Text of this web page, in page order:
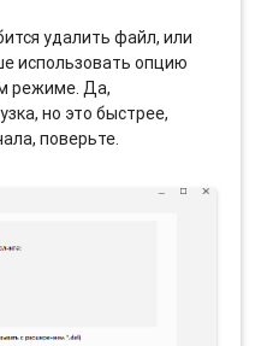
удалить файл, или
использовать опцию
режиме. Да,
но это быстрее,
поверьте.